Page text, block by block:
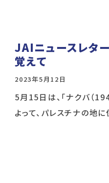
JAIニュースレター
覚えて
2023年5月12日
5月15日は、「ナクバ（
よって、パレスチナの地